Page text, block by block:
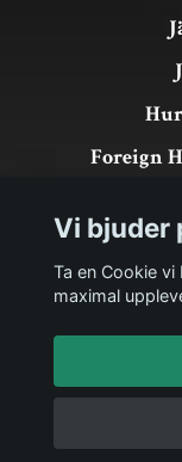
Foreign
Vi bjuder
Ta en Cookie
maximal